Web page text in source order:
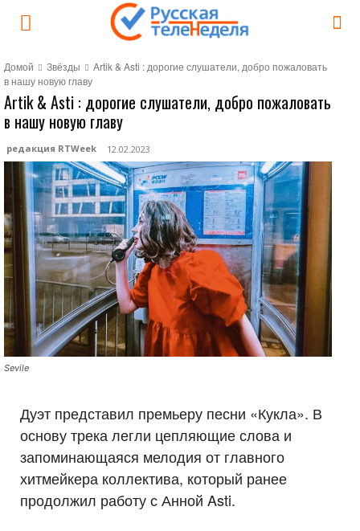
Домой Звёзды
Artik & Asti : дорогие слушатели, добро пожаловать
в нашу новую главу
Artik & Asti : дорогие слушатели, добро пожаловать
в нашу новую главу
редакция RTWeek 12.02.2023
Sevile
Дуэт представил премьеру песни «Кукла». В
основу трека легли цепляющие слова и
запоминающаяся мелодия от главного
хитмейкера коллектива, который ранее
продолжил работу с Анной Asti.